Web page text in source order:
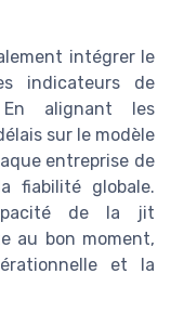
intégrer le
indicateurs de
En alignant les
sur le modèle
entreprise de
fiabilité globale.
de la jit
au bon moment,
et la